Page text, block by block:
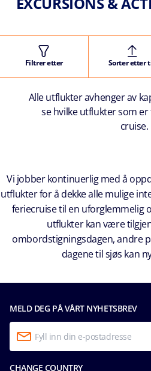
Filtrer etter Sorter etter
Alle utflukter avhenger av
se hvilke utflukter som
cruise.
Vi jobber kontinuerlig med å
utflukter for å dekke alle mulige
feriecruise til en uforglemmelig
utflukter kan være
ombordstigningsdagen, andre
dagene til sjøs kan
MELD DEG PÅ VÅRT NYHETSBREV
CHANGE COUNTRY